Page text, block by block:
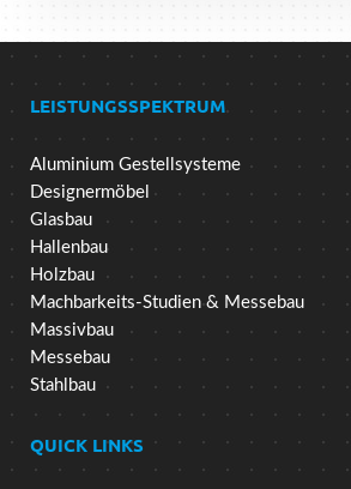
LEISTUNGSSPEKTRUM
Aluminium Gestellsysteme
Designermöbel
Glasbau
Hallenbau
Holzbau
Machbarkeits-Studien & Messebau
Massivbau
Messebau
Stahlbau
QUICK LINKS